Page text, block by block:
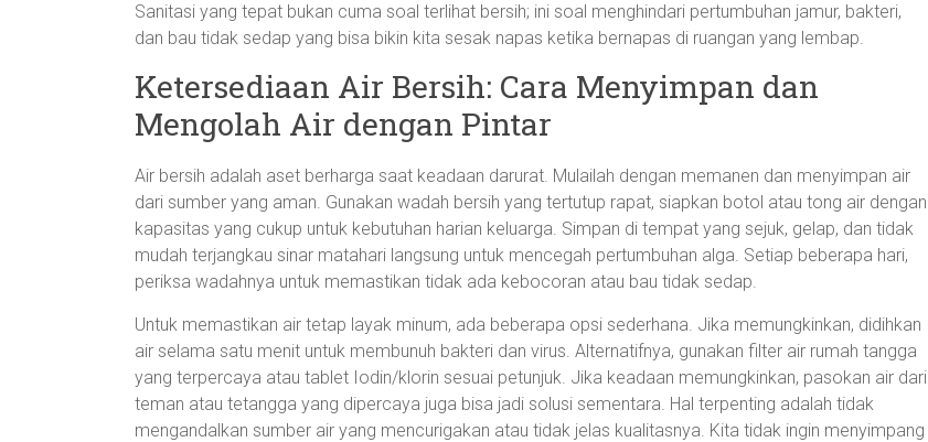
Sanitasi yang tepat bukan cuma soal terlihat bersih; ini soal menghindari pertumbuhan jamur, bakteri,
dan bau tidak sedap yang bisa bikin kita sesak napas ketika bernapas di ruangan yang lembap.
Ketersediaan Air Bersih: Cara Menyimpan dan
Mengolah Air dengan Pintar
Air bersih adalah aset berharga saat keadaan darurat. Mulailah dengan memanen dan menyimpan air
dari sumber yang aman. Gunakan wadah bersih yang tertutup rapat, siapkan botol atau tong air dengan
kapasitas yang cukup untuk kebutuhan harian keluarga. Simpan di tempat yang sejuk, gelap, dan tidak
mudah terjangkau sinar matahari langsung untuk mencegah pertumbuhan alga. Setiap beberapa hari,
periksa wadahnya untuk memastikan tidak ada kebocoran atau bau tidak sedap.
Untuk memastikan air tetap layak minum, ada beberapa opsi sederhana. Jika memungkinkan, didihkan
air selama satu menit untuk membunuh bakteri dan virus. Alternatifnya, gunakan filter air rumah tangga
yang terpercaya atau tablet Iodin/klorin sesuai petunjuk. Jika keadaan memungkinkan, pasokan air dari
teman atau tetangga yang dipercaya juga bisa jadi solusi sementara. Hal terpenting adalah tidak
mengandalkan sumber air yang mencurigakan atau tidak jelas kualitasnya. Kita tidak ingin menyimpang